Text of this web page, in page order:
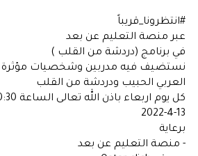
#انتظرونا_قريباً
عبر منصة التعليم عن بعد
في برنامج (دردشة من القلب )
نستضيف فيه مدربين وشخصيات مؤثرة
العربي الحبيب ودردشة من القلب
13-4-2022
برعاية
- منصة التعليم عن بعد